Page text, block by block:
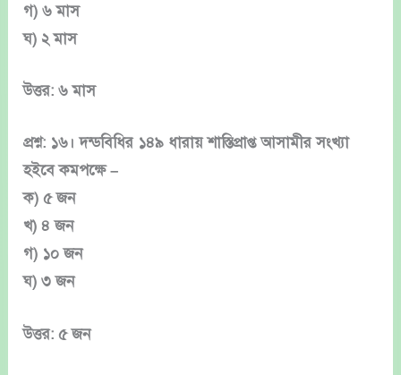
গ) ৬ মাস
ঘ) ২ মাস
উত্তর: ৬ মাস
প্রশ্ন: ১৬। দন্ডবিধির ১৪৯ ধারায় শাস্তিপ্রাপ্ত আসামীর সংখ্যা
হইবে কমপক্ষে –
ক) ৫ জন
খ) ৪ জন
গ) ১০ জন
ঘ) ৩ জন
উত্তর: ৫ জন